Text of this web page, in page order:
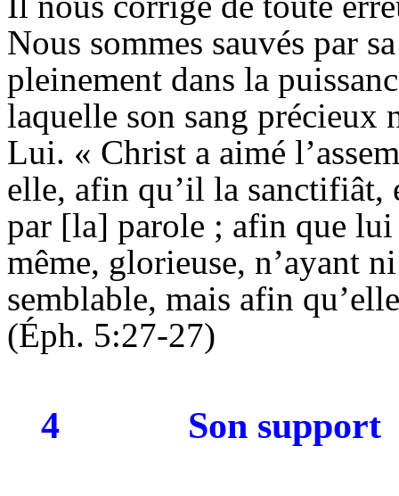
Nous sommes sauvés par
pleinement dans la
laquelle son sang précieux
Lui. « Christ a aimé
elle, afin qu’il la sanctifiât,
par [la] parole ; afin que lui
même, glorieuse, n’ayant
semblable, mais afin
(Éph. 5:27-27)
4 Son support